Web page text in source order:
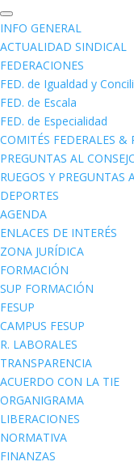
INFO GENERAL
ACTUALIDAD SINDICAL
FEDERACIONES
FED. de Igualdad y
FED. de Escala
FED. de Especialidad
COMITÉS FEDERALES &
PREGUNTAS AL
RUEGOS Y PREGUNTAS
DEPORTES
AGENDA
ENLACES DE INTERÉS
ZONA JURÍDICA
FORMACIÓN
SUP FORMACIÓN
FESUP
CAMPUS FESUP
R. LABORALES
TRANSPARENCIA
ACUERDO CON LA TIE
ORGANIGRAMA
LIBERACIONES
NORMATIVA
FINANZAS